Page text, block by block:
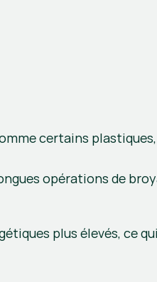
certains
opérations de
plus élevés, ce